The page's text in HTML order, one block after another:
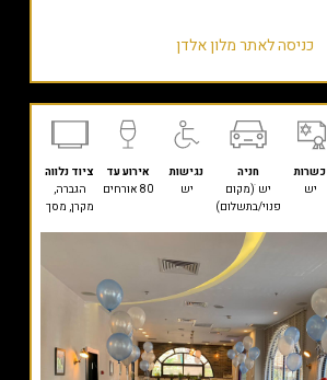
כניסה לאתר מלון אלדן
כשרות חניה נגישות אירוע עד
ציוד נלווה
יש
יש ׁ(מקום
פנוי/בתשלום)
יש 80 אורחים
הגברה,
מקרן, מסך